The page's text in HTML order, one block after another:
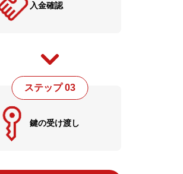
入金確認
ステップ 03
鍵の受け渡し